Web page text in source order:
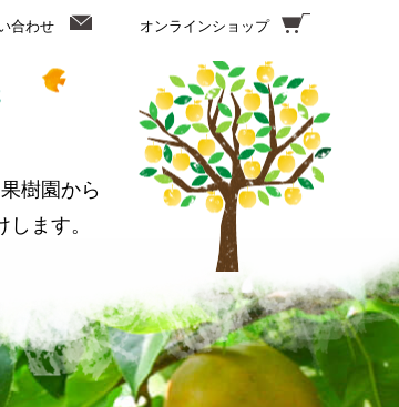
合わせ オンラインショップ
樹園から
ます。